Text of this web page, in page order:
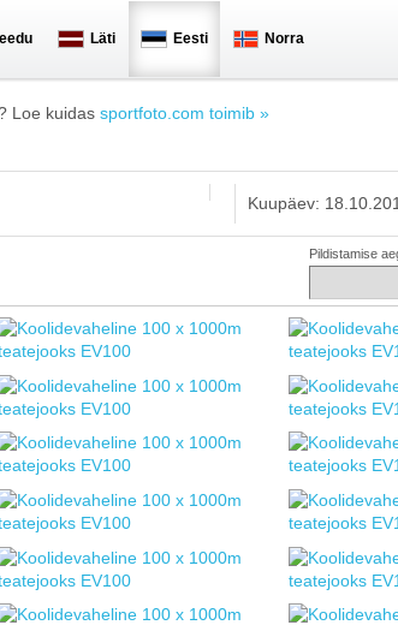
Läti Eesti Norra
Loe kuidas sportfoto.com toimib »
Kuupäev:
Pildistamise